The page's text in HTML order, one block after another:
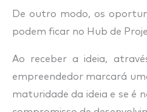
De outro modo, os
podem ficar no Hub de
Ao receber a ideia,
empreendedor marcará
maturidade da ideia e se é